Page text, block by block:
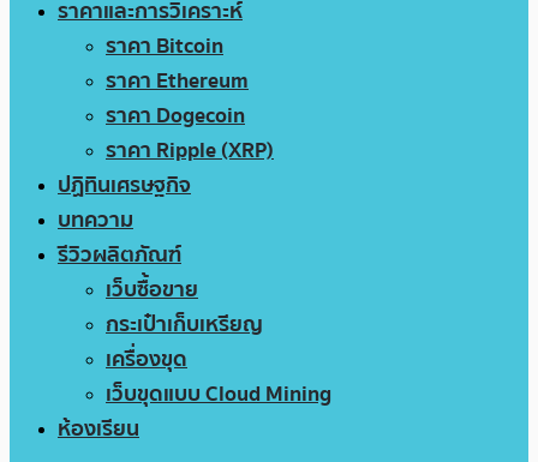
ราคาและการวิเคราะห์
ราคา Bitcoin
ราคา Ethereum
ราคา Dogecoin
ราคา Ripple (XRP)
ปฏิทินเศรษฐกิจ
บทความ
รีวิวผลิตภัณฑ์
เว็บซื้อขาย
กระเป๋าเก็บเหรียญ
เครื่องขุด
เว็บขุดแบบ Cloud Mining
ห้องเรียน